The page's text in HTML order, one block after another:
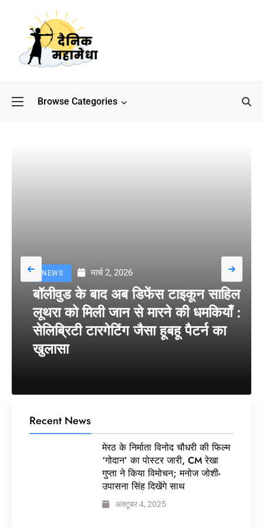
Browse Categories
NEWS मार्च 2, 2026
बॉलीवुड के बाद अब डिफेंस टाइकून साहिल
लूथरा को मिली जान से मारने की धमकियाँ :
सेलिब्रिटी टारगेटिंग जैसा हूबहू पैटर्न का
खुलासा
Recent News
मेरठ के निर्माता विनोद चौधरी की फिल्म
‘गोदान’ का पोस्टर जारी, CM रेखा
गुप्ता ने किया विमोचन; मनोज जोशी-
उपासना सिंह दिखेंगे साथ
अक्टूबर 4, 2025